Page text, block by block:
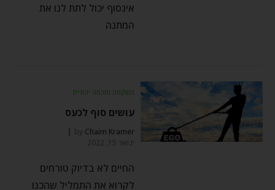
אינסוף יכול לתת לנו את
המתנה
השקפה וחכמה יהודית
עושים סוף לכעס
by Chaim Kramer
ינואר 15, 2022
החיים לא בדיוק טורחים
לקרוא את התמליל שהכנו